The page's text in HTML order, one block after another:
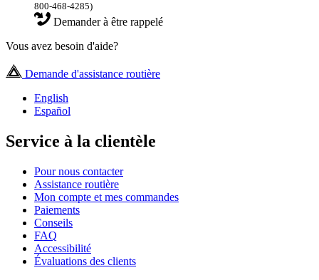
800-468-4285)
Demander à être rappelé
Vous avez besoin d'aide?
Demande d'assistance routière
English
Español
Service à la clientèle
Pour nous contacter
Assistance routière
Mon compte et mes commandes
Paiements
Conseils
FAQ
Accessibilité
Évaluations des clients